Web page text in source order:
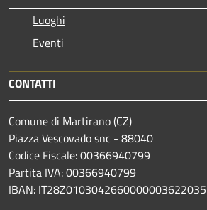
Luoghi
Eventi
CONTATTI
Comune di Martirano (CZ)
Piazza Vescovado snc - 88040
Codice Fiscale: 00366940799
Partita IVA: 00366940799
IBAN: IT28Z0103042660000003622035